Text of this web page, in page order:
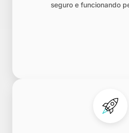
seguro e funcionando